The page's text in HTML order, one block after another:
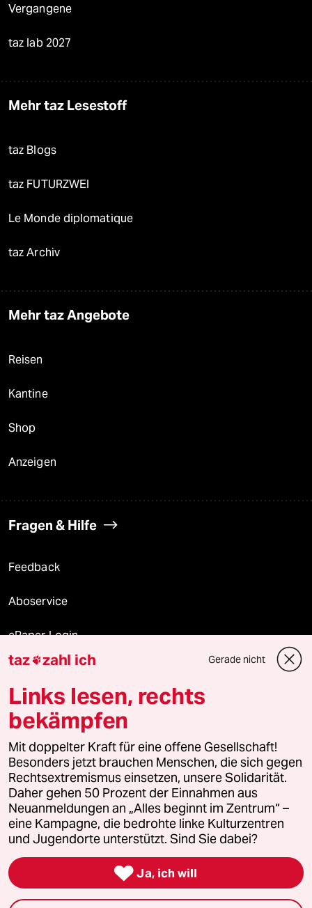
Vergangene
taz lab 2027
Mehr taz Lesestoff
taz Blogs
taz FUTURZWEI
Le Monde diplomatique
taz Archiv
Mehr taz Angebote
Reisen
Kantine
Shop
Anzeigen
Fragen & Hilfe
Feedback
Aboservice
ePaper Login
Downloads für Abonnierende
© 2026 taz Verlags und Vertriebs GmbH
Alle Rechte vorbehalten. Bei rechtlichen Fragen oder für Genehmigungen
wenden Sie sich bitte an
lizenzen@taz.de
Feedback Redaktionsstatut Kommune-Richtlinien
Leitlinie Informant Datenschutz Impressum AGB
Seitenwende Einwilligungen widerrufen (Ads)
taz zahl ich Gerade nicht
Links lesen, rechts
bekämpfen
Mit doppelter Kraft für eine offene Gesellschaft!
Besonders jetzt brauchen Menschen, die sich gegen
Rechtsextremismus einsetzen, unsere Solidarität.
Daher gehen 50 Prozent der Einnahmen aus
Neuanmeldungen an „Alles beginnt im Zentrum“ –
eine Kampagne, die bedrohte linke Kulturzentren
und Jugendorte unterstützt. Sind Sie dabei?
 Ja, ich will